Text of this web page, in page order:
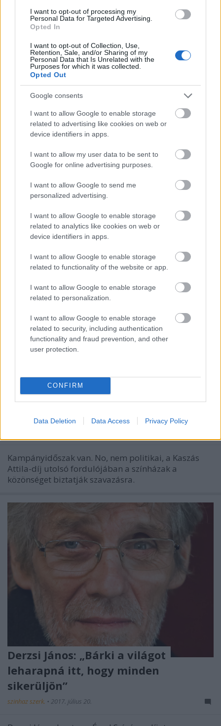
I want to opt-out of processing my
Personal Data for Targeted Advertising.
Opted In
I want to opt-out of Collection, Use,
Retention, Sale, and/or Sharing of my
Personal Data that Is Unrelated with the
Purposes for which it was collected.
Opted Out
Google consents
I want to allow Google to enable storage
related to advertising like cookies on web or
device identifiers in apps.
I want to allow my user data to be sent to
Google for online advertising purposes.
I want to allow Google to send me
personalized advertising.
I want to allow Google to enable storage
related to analytics like cookies on web or
device identifiers in apps.
I want to allow Google to enable storage
related to functionality of the website or app.
I want to allow Google to enable storage
related to personalization.
I want to allow Google to enable storage
related to security, including authentication
functionality and fraud prevention, and other
user protection.
CONFIRM
Data Deletion Data Access Privacy Policy
Fidelio Színház- és Táncsátor a
Szigeten
szinhaz_hu•2017. július 20.
A Fidelio Színház- és Táncsátor változatos
produkciókon keresztül mutatja be a magyar és a
nemzetközi kortárstánc-világ már jól ismert alkotóit,
illetve a fiatalabb generáció képviselőit.
Hogyan kampányolnak a színházak
a színészeik mellett?
Kampányidőszak van. No, nem politikai, a Kaszás
Attila-díj utolsó fordulójában a színházak a
közönséget biztatják szavazásra.
Derzsi János: „Bárki a világot
leharapná itt, hogy minden
sikerüljön”
szinhaz szerk. • 2017. július 20.